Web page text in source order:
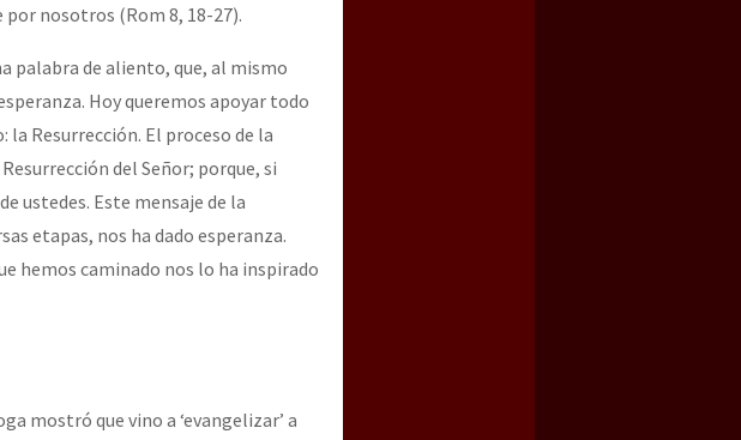
nosotros (Rom 8, 18-27).
palabra de aliento, que, al mismo
Hoy queremos apoyar todo
la Resurrección. El proceso de la
del Señor; porque, si
ustedes. Este mensaje de la
etapas, nos ha dado esperanza.
hemos caminado nos lo ha inspirado
mostró que vino a ‘evangelizar’ a